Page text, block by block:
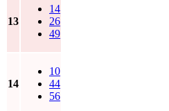
13
14
26
49
14
10
44
56